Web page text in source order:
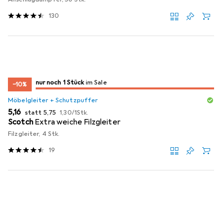
130
−10% noch 1 Stückim Sale
nur noch 1 Stück im Sale
Möbelgleiter + Schutzpuffer
EUR
5,16 statt EUR
5,75 EUR
1,30/1Stk.
Scotch Extra weiche Filzgleiter
Filzgleiter, 4 Stk.
19